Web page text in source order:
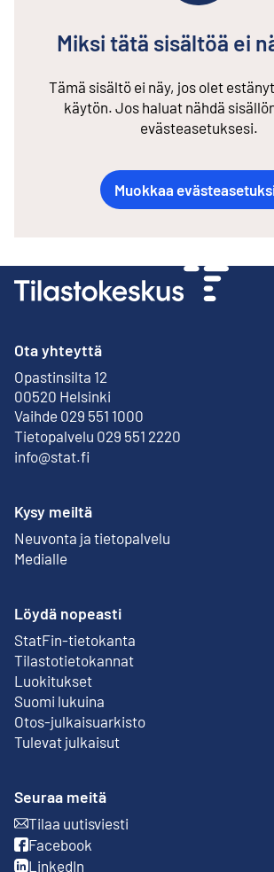
Miksi tätä sisältöä ei
Tämä sisältö ei näy, jos olet
käytön. Jos haluat nähdä
evästeasetuksesi.
Muokkaa
Ota yhteyttä
Opastinsilta 12
00520 Helsinki
Ulkoinen linkki
Vaihde 029 551 1000
Tietopalvelu 029 551 2220
info@stat.fi
Kysy meiltä
Neuvonta ja tietopalvelu
Medialle
Löydä nopeasti
StatFin-tietokanta
Ulkoinen linkki
Tilastotietokannat
Luokitukset
Suomi lukuina
Otos-julkaisuarkisto
Ulkoinen linkki
Tulevat julkaisut
Seuraa meitä
Tilaa uutisviesti
Ulkoinen linkki
Facebook
Ulkoinen linkki
LinkedIn